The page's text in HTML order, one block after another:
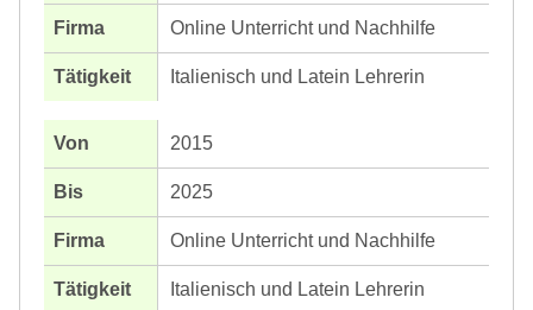
Online Unterricht und Nachhilfe
Italienisch und Latein Lehrerin
2015
2025
Online Unterricht und Nachhilfe
Italienisch und Latein Lehrerin